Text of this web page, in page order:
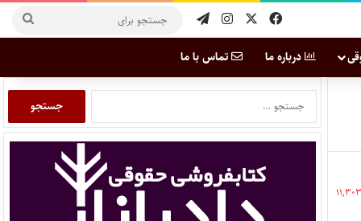
درباره ما تماس با ما
۱۱,۳۰۳